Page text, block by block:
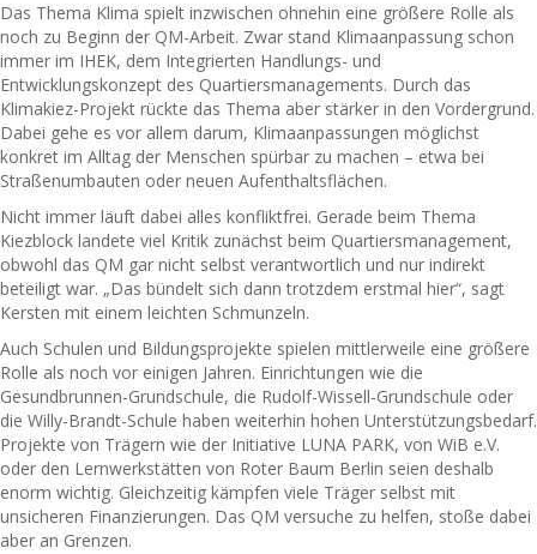
Das Thema Klima spielt inzwischen ohnehin eine größere Rolle als
noch zu Beginn der QM-Arbeit. Zwar stand Klimaanpassung schon
immer im IHEK, dem Integrierten Handlungs- und
Entwicklungskonzept des Quartiersmanagements. Durch das
Klimakiez-Projekt rückte das Thema aber stärker in den Vordergrund.
Dabei gehe es vor allem darum, Klimaanpassungen möglichst
konkret im Alltag der Menschen spürbar zu machen – etwa bei
Straßenumbauten oder neuen Aufenthaltsflächen.
Nicht immer läuft dabei alles konfliktfrei. Gerade beim Thema
Kiezblock landete viel Kritik zunächst beim Quartiersmanagement,
obwohl das QM gar nicht selbst verantwortlich und nur indirekt
beteiligt war. „Das bündelt sich dann trotzdem erstmal hier“, sagt
Kersten mit einem leichten Schmunzeln.
Auch Schulen und Bildungsprojekte spielen mittlerweile eine größere
Rolle als noch vor einigen Jahren. Einrichtungen wie die
Gesundbrunnen-Grundschule, die Rudolf-Wissell-Grundschule oder
die Willy-Brandt-Schule haben weiterhin hohen Unterstützungsbedarf.
Projekte von Trägern wie der Initiative LUNA PARK, von WiB e.V.
oder den Lernwerkstätten von Roter Baum Berlin seien deshalb
enorm wichtig. Gleichzeitig kämpfen viele Träger selbst mit
unsicheren Finanzierungen. Das QM versuche zu helfen, stoße dabei
aber an Grenzen.